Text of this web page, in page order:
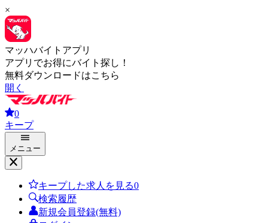
×
マッハバイトアプリ
アプリでお得にバイト探し！
無料ダウンロードはこちら
開く
0
キープ
メニュー
キープした求人を見る0
検索履歴
新規会員登録(無料)